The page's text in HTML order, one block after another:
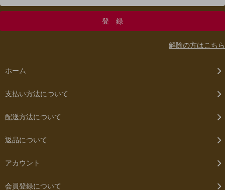
解除の方はこちら
ホーム
支払い方法について
配送方法について
返品について
アカウント
会員登録について